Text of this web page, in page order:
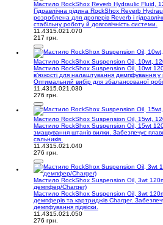
Мастило RockShox Reverb Hydraulic Fluid,
Гідравлічна рідина RockShox Reverb
розроблена для дроперів Reverb і
стабільну роботу й довговічність системи.
11.4315.021.070
217 грн.
Мастило RockShox Suspension Oil, 10wt,
Мастило RockShox Suspension Oil, 10wt
в’язкості для налаштування демпфування
Оптимальний вибір для збалансованої
11.4315.021.030
276 грн.
Мастило RockShox Suspension Oil, 15wt,
Мастило RockShox Suspension Oil, 15wt
змащування штанів вилки. Забезпечує
сальників.
11.4315.021.040
276 грн.
Мастило RockShox Suspension Oil, 3wt
демпфер/Charger)
Мастило RockShox Suspension Oil, 3wt
демпферів та картриджів Charger.
демпфування підвіски.
11.4315.021.050
276 грн.